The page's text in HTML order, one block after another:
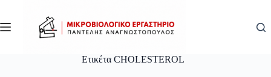
περιεχόμενο
ΕτικέταCHOLESTEROL